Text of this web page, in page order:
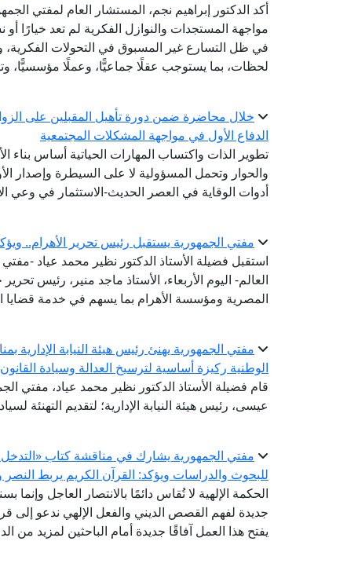
أكد الدكتور إبراهيم نجم، المستشار العام لمفتي
مواجهة المستجدات والنوازل الفكرية لم تعد خيارًا
في ظل التسارع غير المسبوق في التحولات الفكرية،
لحظات، بما يستوجب عقلًا جماعيًّا، وعملًا مؤسسيًّا،
خلال محاضرة ضمن دورة تأهيل المقبلين على
الدفاع الأول في مواجهة المشكلات المجتمعية
تطوير الذات واكتساب المهارات الحياتية أساس بناء
والحوار وتحمل المسؤولية لا على السيطرة وإصدار
أدوات الوقاية في العصر الحديث-الاستثمار في وعي
مفتي الجمهورية يستقبل رئيس تحرير الأهرام..
استقبل فضيلة الأستاذ الدكتور نظير محمد عياد -مفتي
العالم- اليوم الأربعاء، الأستاذ ماجد منير، رئيس
المصرية ومؤسسة الأهرام بما يسهم في خدمة قضايا
مفتي الجمهورية يهنئ رئيس هيئة النيابة الإدارية
الوطنية ركيزة أساسية لترسيخ العدالة وسيادة القانون
قام فضيلة الأستاذ الدكتور نظير محمد عياد، مفتي
عيسى، رئيس هيئة النيابة الإدارية؛ لتقديم التهنئة
مفتي الجمهورية يشارك في مناقشة كتاب «التدخل
للبحوث والدراسات ويؤكد: القرآن الكريم يربط النصر
الحكمة الإلهية لا تُقاس دائمًا بالانتصار العاجل وإنما
جديدة لفهم القصص الديني والفعل الإلهي ندعو إلى
يفتح هذا العمل آفاقًا جديدة أمام الباحثين لمزيد من